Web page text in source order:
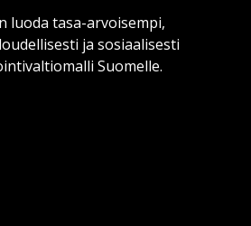
luoda tasa-arvoisempi,
ja sosiaalisesti
Suomelle.